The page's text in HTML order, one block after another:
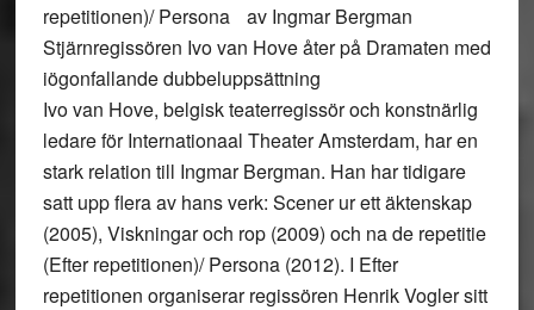
repetitionen)/ Persona av Ingmar Bergman
Stjärnregissören Ivo van Hove åter på Dramaten med
iögonfallande dubbeluppsättning
Ivo van Hove, belgisk teaterregissör och konstnärlig
ledare för Internationaal Theater Amsterdam, har en
stark relation till Ingmar Bergman. Han har tidigare
satt upp flera av hans verk: Scener ur ett äktenskap
(2005), Viskningar och rop (2009) och na de repetitie
(Efter repetitionen)/ Persona (2012). I Efter
repetitionen organiserar regissören Henrik Vogler sitt